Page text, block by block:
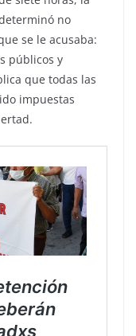
no
se le acusaba:
públicos y
que todas las
impuestas